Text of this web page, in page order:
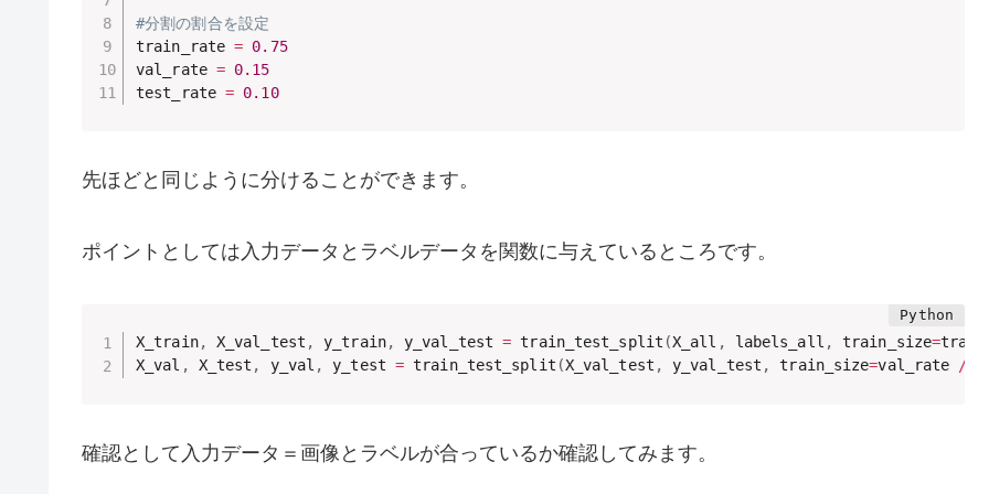
#分割の割合を設定
train_rate = 0.75
val_rate = 0.15
test_rate = 0.10
先ほどと同じように分けることができます。
ポイントとしては入力データとラベルデータを関数に与えているところです。
X_train, X_val_test , y_train, y_val_test = train_test_split (X_all , labels_all , train_size=
X_val , X_test , y_val , y_test = train_test_split (X_val_test , y_val_test , train_size=val_rate /
確認として入力データ＝画像とラベルが合っているか確認してみます。